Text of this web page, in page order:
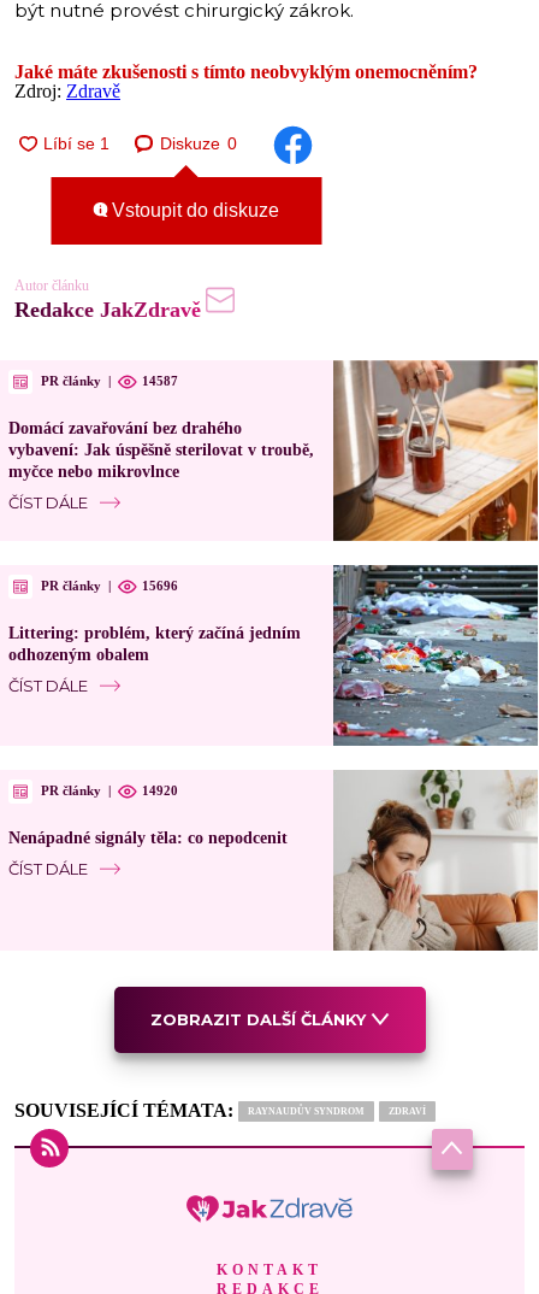
být nutné provést chirurgický zákrok.
Jaké máte zkušenosti s tímto neobvyklým onemocněním?
Zdroj: Zdravě
Diskuze 0
Vstoupit do diskuze
Autor článku
Redakce JakZdravě
PR články | 14587
Domácí zavařování bez drahého
vybavení: Jak úspěšně sterilovat v troubě,
myčce nebo mikrovlnce
ČÍST DÁLE
PR články | 15696
Littering: problém, který začíná jedním
odhozeným obalem
ČÍST DÁLE
PR články | 14920
Nenápadné signály těla: co nepodcenit
ČÍST DÁLE
ZOBRAZIT DALŠÍ ČLÁNKY
SOUVISEJÍCÍ TÉMATA: RAYNAUDŮV SYNDROM ZDRAVÍ
KONTAKT
REDAKCE